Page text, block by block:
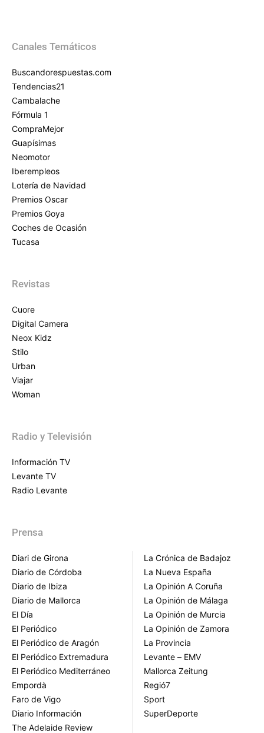
Canales Temáticos
Buscandorespuestas.com
Tendencias21
Cambalache
Fórmula 1
CompraMejor
Guapísimas
Neomotor
Iberempleos
Lotería de Navidad
Premios Oscar
Premios Goya
Coches de Ocasión
Tucasa
Revistas
Cuore
Digital Camera
Neox Kidz
Stilo
Urban
Viajar
Woman
Radio y Televisión
Información TV
Levante TV
Radio Levante
Prensa
Diari de Girona
Diario de Córdoba
Diario de Ibiza
Diario de Mallorca
El Día
El Periódico
El Periódico de Aragón
El Periódico Extremadura
El Periódico Mediterráneo
Empordà
Faro de Vigo
Diario Información
The Adelaide Review
La Crónica de Badajoz
La Nueva España
La Opinión A Coruña
La Opinión de Málaga
La Opinión de Murcia
La Opinión de Zamora
La Provincia
Levante – EMV
Mallorca Zeitung
Regió7
Sport
SuperDeporte